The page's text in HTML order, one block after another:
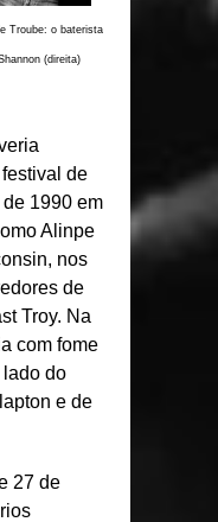
Troube: o baterista
(direita)
de
1990 em
Alinpe
nos
de
Troy. Na
com fome
do
e de
27 de